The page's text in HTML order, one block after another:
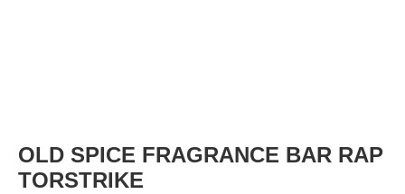
OLD SPICE FRAGRANCE BAR RAP
TORSTRIKE